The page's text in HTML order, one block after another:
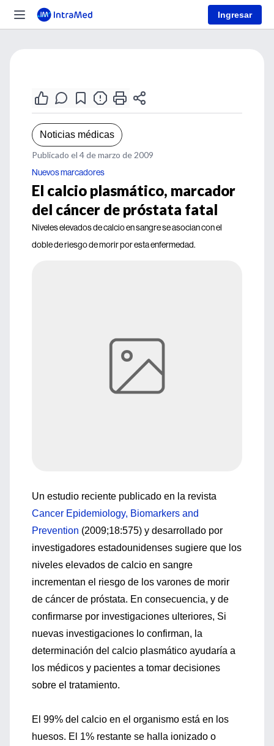
Ingresar
Noticias médicas
Publicado el 4 de marzo de 2009
Nuevos marcadores
El calcio plasmático, marcador
del cáncer de próstata fatal
Niveles elevados de calcio en sangre se asocian con el
doble de riesgo de morir por esta enfermedad.
Un estudio reciente publicado en la revista
Cancer Epidemiology, Biomarkers and
Prevention (2009;18:575) y desarrollado por
investigadores estadounidenses sugiere que los
niveles elevados de calcio en sangre
incrementan el riesgo de los varones de morir
de cáncer de próstata. En consecuencia, y de
confirmarse por investigaciones ulteriores, Si
nuevas investigaciones lo confirman, la
determinación del calcio plasmático ayudaría a
los médicos y pacientes a tomar decisiones
sobre el tratamiento.
El 99% del calcio en el organismo está en los
huesos. El 1% restante se halla ionizado o